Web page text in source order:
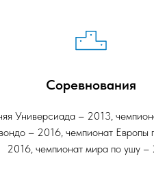
Соревнования
Универсиада – 2013,
– 2016, чемпионат Европы
2016, чемпионат мира по ушу –